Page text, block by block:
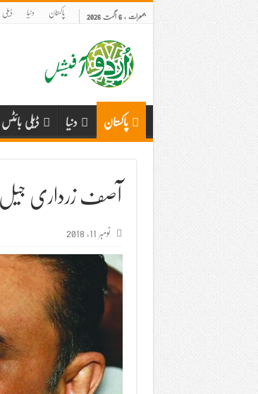
جمعرات , 6 اگست 2026 پاکستان دنیا
پاکستان دنیا ڈیلی بائٹس
آصف زرداری
نومبر 11, 2018